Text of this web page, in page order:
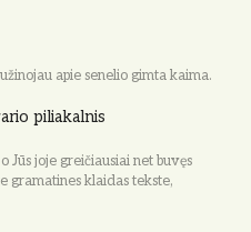
apie senelio gimta kaima.
piliakalnis
Jūs joje greičiausiai net buvęs
gramatines klaidas tekste,